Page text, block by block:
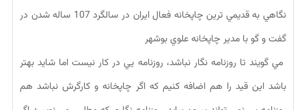
نگاهي به قديمي ترين چاپخانه فعال ايران در سالگرد 107 ساله شدن در
گفت و گو با مدير چاپخانه علوي بوشهر
مي گويند تا روزنامه نگار نباشد، روزنامه يي در كار نيست اما شايد بهتر
باشد اين قيد را هم اضافه كنيم كه اگر چاپخانه و كارگرش نباشد هم